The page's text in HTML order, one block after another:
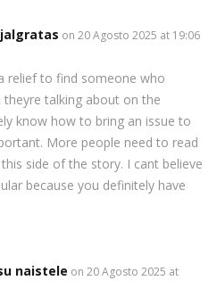
on 20 Agosto 2025 at 19:06
relief to find someone who
talking about on the
know how to bring an issue to
More people need to read
side of the story. I cant believe
because you definitely have
naistele on 20 Agosto 2025 at